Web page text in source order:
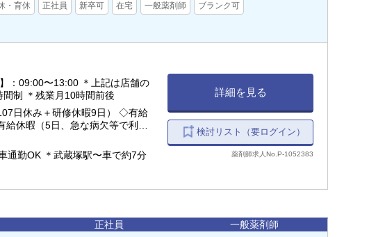
・育休 正社員 新卒可 在宅 一般薬剤師 ブランク可
：09:00〜13:00 ＊上記は店舗の
制 ＊残業月10時間前後
日休み＋研修休暇9日） ◇有給
休暇（5日、急な病欠等で利用
日）◇育児休暇◇介護休暇◇看護
慶弔休暇◇結婚休暇（本人の結婚
特別休暇（7日以内）◇研修休暇
勤OK ＊武蔵塚駅〜車で約7分
詳細を見る
検討リスト（要ログイン）
薬剤師求人No.P-1052383
正社員 一般薬剤師